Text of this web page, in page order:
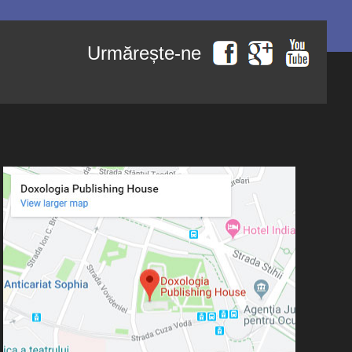
Urmărește-ne